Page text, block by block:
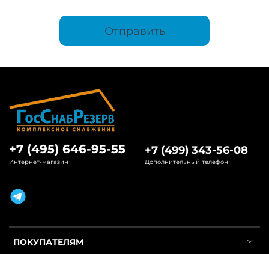
Отправить
ПОКУПАТЕЛЯМ
+7 (495) 646-95-55
Интернет-магазин
+7 (499) 343-56-08
Дополнительный телефон